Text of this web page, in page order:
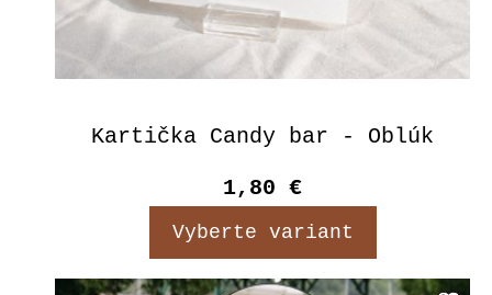
Kartička Candy bar - Oblúk
1,80 €
Vyberte variant